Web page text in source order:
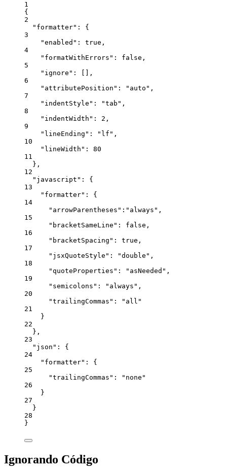
1
{
2
"formatter" : {
3
"enabled" : true ,
4
"formatWithErrors" : false ,
5
"ignore" : [],
6
"attributePosition" : " auto " ,
7
"indentStyle" : "tab " ,
8
"indentWidth" : 2 ,
9
"lineEnding" : " lf " ,
10
"lineWidth" : 80
11
},
12
"javascript" : {
13
"formatter" : {
14
"arrowParentheses" : " always " ,
15
"bracketSameLine" : false ,
16
"bracketSpacing" : true ,
17
"jsxQuoteStyle" : "double " ,
18
"quoteProperties" : " asNeeded " ,
19
"semicolons" : " always " ,
20
"trailingCommas" : " all "
21
}
22
},
23
"json" : {
24
"formatter" : {
25
"trailingCommas" : " none "
26
}
27
}
28
}
Ignorando Código